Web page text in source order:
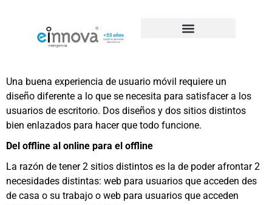
Una buena experiencia de usuario móvil requiere un
diseño diferente a lo que se necesita para satisfacer a los
usuarios de escritorio. Dos diseños y dos sitios distintos
bien enlazados para hacer que todo funcione.
Del offline al online para el offline
La razón de tener 2 sitios distintos es la de poder afrontar 2
necesidades distintas: web para usuarios que acceden des
de casa o su trabajo o web para usuarios que acceden